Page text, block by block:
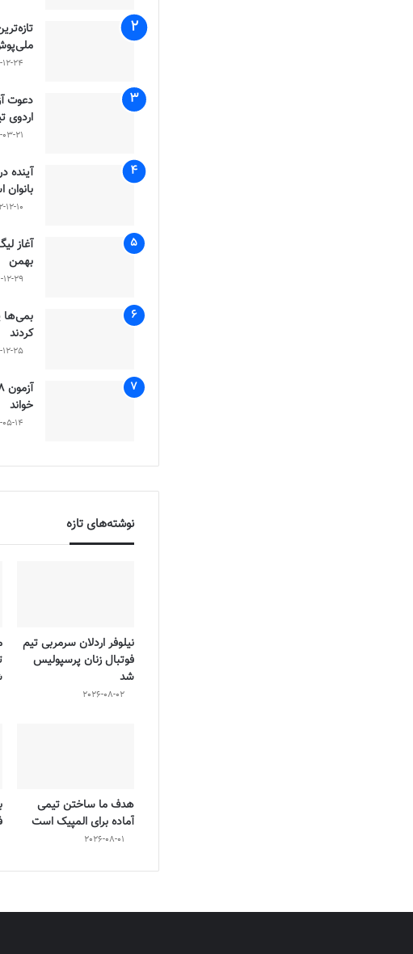
24
اردوی
21
آینده
12-10
آغاز
بهمن
29
بمی‌ها
کردند
25
خواند
14
نوشته‌های تازه
نیلوفر اردلان سرمربی تیم
فوتبال زنان پرسپولیس
شد
2026-08-02
هدف ما ساختن تیمی
آماده برای المپیک است
2026-08-01